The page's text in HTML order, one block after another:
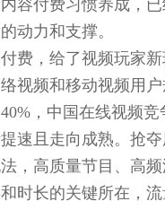
容付费习惯养成，
动力和支撑。
费，给了视频玩家
视频和移动视频用
，中国在线视频
速且走向成熟。抢
，高质量节目、高频
时长的关键所在，